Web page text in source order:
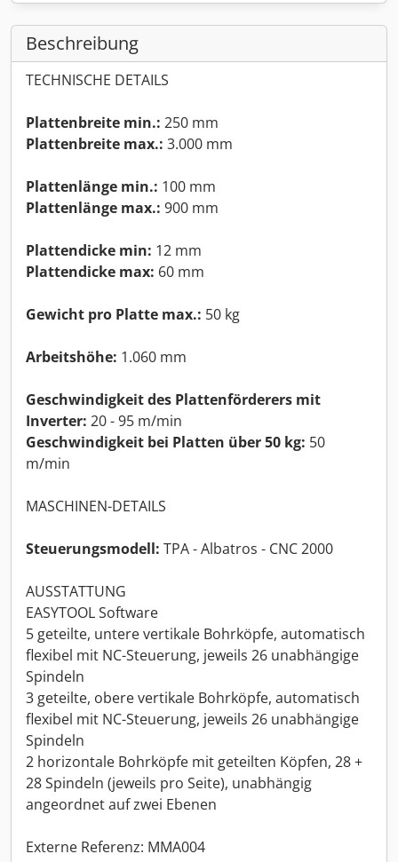
Beschreibung
TECHNISCHE DETAILS
Plattenbreite min.: 250 mm
Plattenbreite max.: 3.000 mm
Plattenlänge min.: 100 mm
Plattenlänge max.: 900 mm
Plattendicke min: 12 mm
Plattendicke max: 60 mm
Gewicht pro Platte max.: 50 kg
Arbeitshöhe: 1.060 mm
Geschwindigkeit des Plattenförderers mit
Inverter: 20 - 95 m/min
Geschwindigkeit bei Platten über 50 kg: 50
m/min
MASCHINEN-DETAILS
Steuerungsmodell: TPA - Albatros - CNC 2000
AUSSTATTUNG
EASYTOOL Software
5 geteilte, untere vertikale Bohrköpfe, automatisch
flexibel mit NC-Steuerung, jeweils 26 unabhängige
Spindeln
3 geteilte, obere vertikale Bohrköpfe, automatisch
flexibel mit NC-Steuerung, jeweils 26 unabhängige
Spindeln
2 horizontale Bohrköpfe mit geteilten Köpfen, 28 +
28 Spindeln (jeweils pro Seite), unabhängig
angeordnet auf zwei Ebenen
Externe Referenz: MMA004